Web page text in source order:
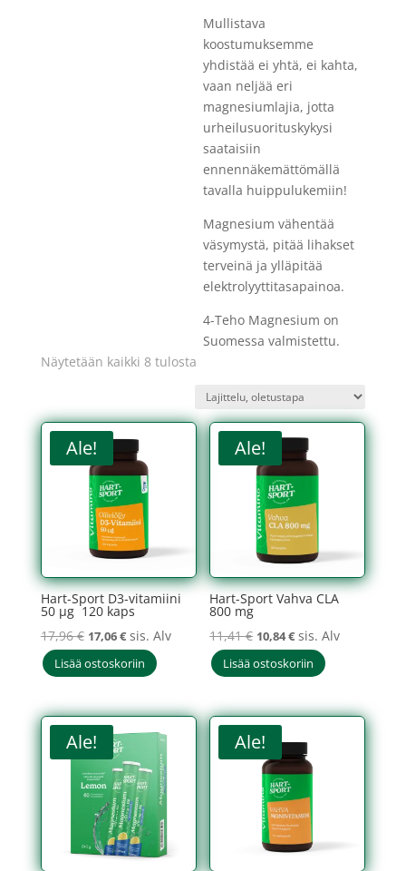
Mullistava
koostumuksemme
yhdistää ei yhtä, ei kahta,
vaan neljää eri
magnesiumlajia, jotta
urheilusuorituskykysi
saataisiin
ennennäkemättömällä
tavalla huippulukemiin!
Magnesium vähentää
väsymystä, pitää lihakset
terveinä ja ylläpitää
elektrolyyttitasapainoa.
4-Teho Magnesium on
Suomessa valmistettu.
Näytetään kaikki 8 tulosta
Ale!
Hart-Sport D3-vitamiini
50 µg 120 kaps
17,96€ Alkuperäinen
hinta
oli:
17,96 €.
17,06€Nykyinen
hinta
on:
17,06 €.
sis. Alv
Lisää ostoskoriin
Ale!
Hart-Sport Vahva CLA
800 mg
11,41€ Alkuperäinen
hinta
oli:
11,41 €.
10,84€Nykyinen
hinta
on:
10,84 €.
sis. Alv
Lisää ostoskoriin
Ale! Ale!